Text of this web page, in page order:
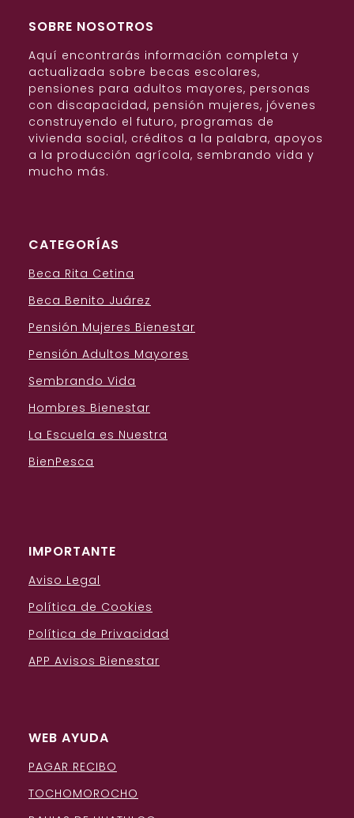
SOBRE NOSOTROS
Aquí encontrarás información completa y
actualizada sobre becas escolares,
pensiones para adultos mayores, personas
con discapacidad, pensión mujeres, jóvenes
construyendo el futuro, programas de
vivienda social, créditos a la palabra, apoyos
a la producción agrícola, sembrando vida y
mucho más.
CATEGORÍAS
Beca Rita Cetina
Beca Benito Juárez
Pensión Mujeres Bienestar
Pensión Adultos Mayores
Sembrando Vida
Hombres Bienestar
La Escuela es Nuestra
BienPesca
IMPORTANTE
Aviso Legal
Política de Cookies
Política de Privacidad
APP Avisos Bienestar
WEB AYUDA
PAGAR RECIBO
TOCHOMOROCHO